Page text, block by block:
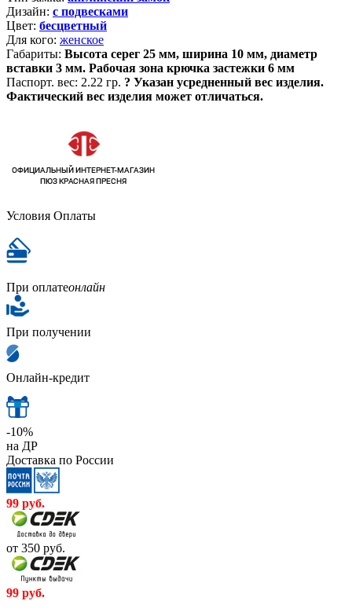
Дизайн: с подвесками
Цвет: бесцветный
Для кого: женское
Габариты: Высота серег 25 мм, ширина 10 мм, диаметр
вставки 3 мм. Рабочая зона крючка застежки 6 мм
Паспорт. вес: 2.22 гр. ? Указан усредненный вес изделия.
Фактический вес изделия может отличаться.
Условия Оплаты
При оплатеонлайн
При получении
Онлайн-кредит
-10%
на ДР
Доставка по России
99 руб.
от 350 руб.
99 руб.